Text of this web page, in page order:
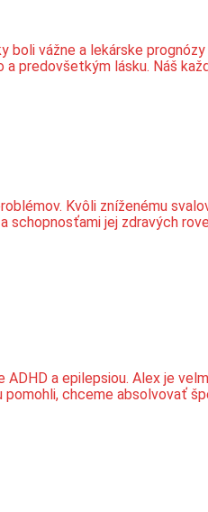
vážne a lekárske
a predovšetkým lásku. Náš
Kvôli zníženému
jej zdravých
a epilepsiou. Alex je
chceme absolvovať